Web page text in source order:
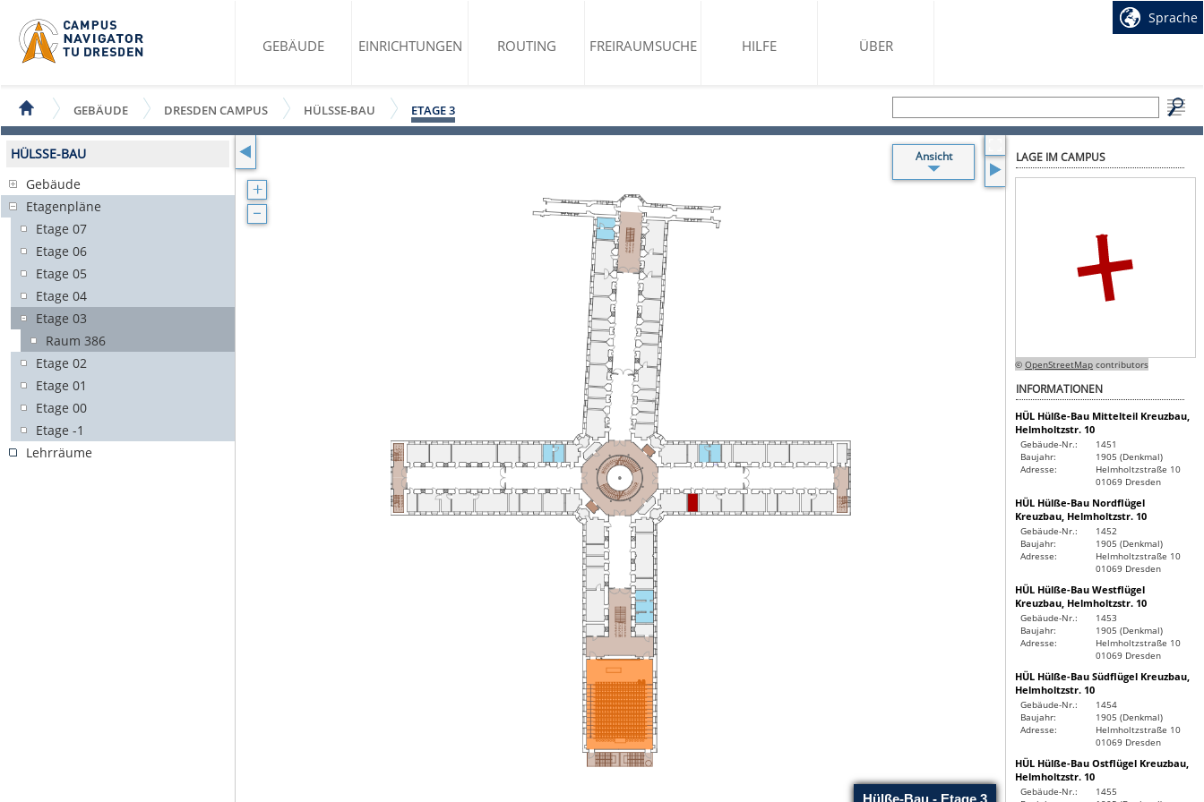
GEBÄUDE EINRICHTUNGEN ROUTING FREIRAUMSUCHE HILFE ÜBER
Sprache
GEBÄUDE DRESDEN CAMPUS HÜLSSE-BAU ETAGE 3
HÜLSSE-BAU
Gebäude
Etagenpläne
Etage 07
Etage 06
Etage 05
Etage 04
Etage 03
Raum 386
Etage 02
Etage 01
Etage 00
Etage -1
Lehrräume
Ansicht
Beschriftung
LAGE IM CAMPUS
© OpenStreetMap contributors
INFORMATIONEN
HÜL Hülße-Bau Mittelteil Kreuzbau,
Helmholtzstr. 10
Gebäude-Nr.:
1451
Baujahr:
1905 (Denkmal)
Adresse:
Helmholtzstraße 10
01069 Dresden
HÜL Hülße-Bau Nordflügel
Kreuzbau, Helmholtzstr. 10
Gebäude-Nr.:
1452
Baujahr:
1905 (Denkmal)
Adresse:
Helmholtzstraße 10
01069 Dresden
HÜL Hülße-Bau Westflügel
Kreuzbau, Helmholtzstr. 10
Gebäude-Nr.:
1453
Baujahr:
1905 (Denkmal)
Adresse:
Helmholtzstraße 10
01069 Dresden
HÜL Hülße-Bau Südflügel Kreuzbau,
Helmholtzstr. 10
Gebäude-Nr.:
1454
Baujahr:
1905 (Denkmal)
Adresse:
Helmholtzstraße 10
01069 Dresden
HÜL Hülße-Bau Ostflügel Kreuzbau,
Helmholtzstr. 10
Gebäude-Nr.:
1455